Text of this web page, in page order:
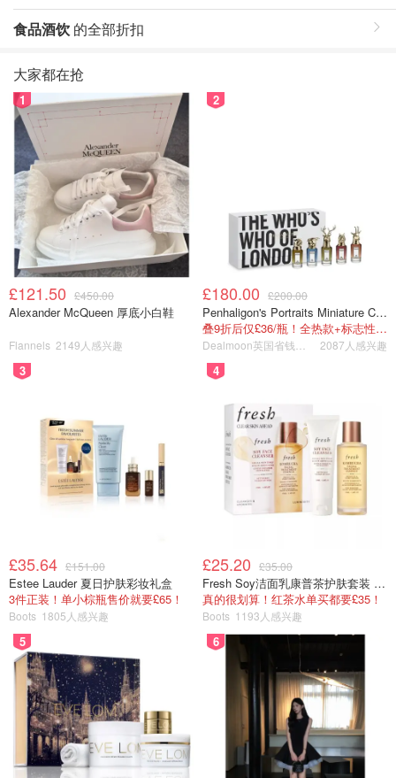
食品酒饮 的全部折扣
大家都在抢
1
£121.50 £450.00
Alexander McQueen 厚底小白鞋
Flannels 2149人感兴趣
2
£180.00 £200.00
Penhaligon's Portraits Miniature Collection 香氛套装 5瓶装
叠9折后仅£36/瓶！全热款+标志性兽首头
2087人感兴趣
3
£35.64 £151.00
Estee Lauder 夏日护肤彩妆礼盒
3件正装！单小棕瓶售价就要£65！
Boots 1805人感兴趣
4
£25.20 £35.00
Fresh Soy洁面乳康普茶护肤套装 100ml
真的很划算！红茶水单买都要£35！
Boots 1193人感兴趣
5 6